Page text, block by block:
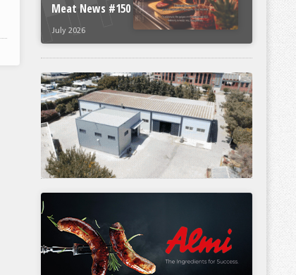
Meat News #150
July 2026